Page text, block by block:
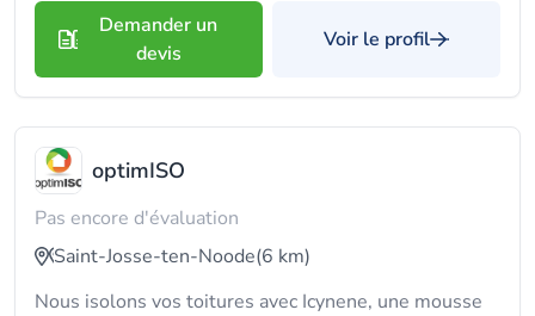
Demander un
devis
Voir le profil
optimISO
Pas encore d'évaluation
Saint-Josse-ten-Noode(6 km)
Nous isolons vos toitures avec Icynene, une mousse